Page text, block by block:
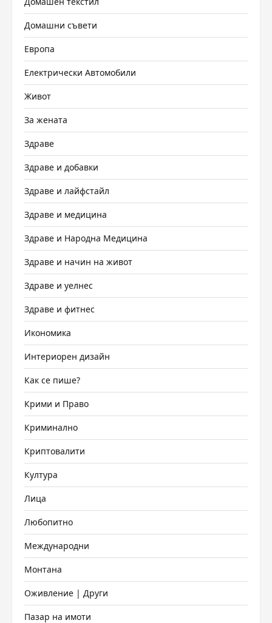
Домашни съвети
Европа
Електрически Автомобили
Живот
За жената
Здраве
Здраве и добавки
Здраве и лайфстайл
Здраве и медицина
Здраве и Народна Медицина
Здраве и начин на живот
Здраве и уелнес
Здраве и фитнес
Икономика
Интериорен дизайн
Как се пише?
Крими и Право
Криминално
Криптовалити
Култура
Лица
Любопитно
Международни
Монтана
Оживление | Други
Пазар на имоти